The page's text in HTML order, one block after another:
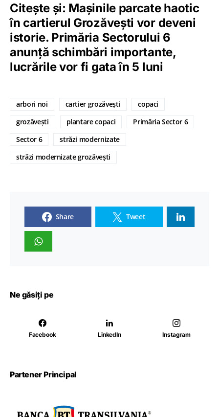
Citește și: Mașinile parcate haotic
în cartierul Grozăvești vor deveni
istorie. Primăria Sectorului 6
anunță schimbări importante,
lucrările vor fi gata în 5 luni
arbori noi cartier grozăvești
copaci
grozăvești
plantare copaci
Primăria Sector 6
Sector 6
străzi modernizate
străzi modernizate grozăvești
Share Tweet
Ne găsiți pe
Facebook LinkedIn Instagram
Partener Principal